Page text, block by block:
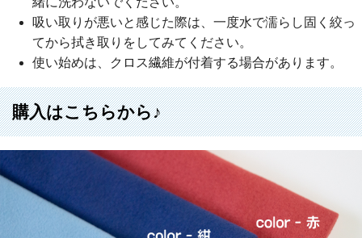
吸い取りが悪いと感じた際は、一度水で濡らし固く絞っ
てから拭き取りをしてみてください。
使い始めは、クロス繊維が付着する場合があります。
購入はこちらから♪